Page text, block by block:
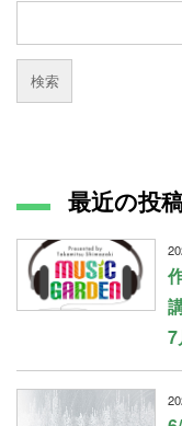
最近の投
7